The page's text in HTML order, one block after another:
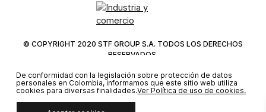
© COPYRIGHT 2020 STF GROUP S.A. TODOS LOS DERECHOS
RESERVADOS.
De conformidad con la legislación sobre protección de datos
personales en Colombia, informamos que este sitio web utiliza
cookies para diversas finalidades.Ver Política de uso de cookies.